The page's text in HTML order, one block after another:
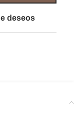
deseos